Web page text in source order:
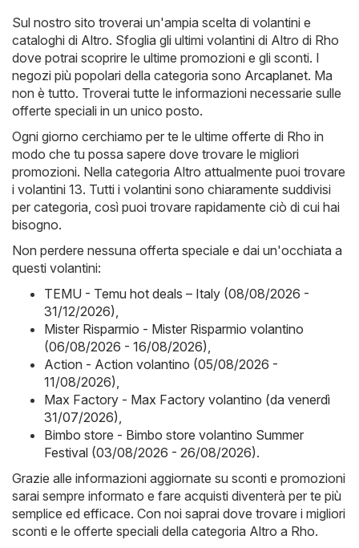
Sul nostro sito troverai un'ampia scelta di volantini e
cataloghi di Altro. Sfoglia gli ultimi volantini di Altro di Rho
dove potrai scoprire le ultime promozioni e gli sconti. I
negozi più popolari della categoria sono Arcaplanet. Ma
non è tutto. Troverai tutte le informazioni necessarie sulle
offerte speciali in un unico posto.
Ogni giorno cerchiamo per te le ultime offerte di Rho in
modo che tu possa sapere dove trovare le migliori
promozioni. Nella categoria Altro attualmente puoi trovare
i volantini 13. Tutti i volantini sono chiaramente suddivisi
per categoria, così puoi trovare rapidamente ciò di cui hai
bisogno.
Non perdere nessuna offerta speciale e dai un'occhiata a
questi volantini:
TEMU - Temu hot deals – Italy (08/08/2026 -
31/12/2026),
Mister Risparmio - Mister Risparmio volantino
(06/08/2026 - 16/08/2026),
Action - Action volantino (05/08/2026 -
11/08/2026),
Max Factory - Max Factory volantino (da venerdì
31/07/2026),
Bimbo store - Bimbo store volantino Summer
Festival (03/08/2026 - 26/08/2026).
Grazie alle informazioni aggiornate su sconti e promozioni
sarai sempre informato e fare acquisti diventerà per te più
semplice ed efficace. Con noi saprai dove trovare i migliori
sconti e le offerte speciali della categoria Altro a Rho.